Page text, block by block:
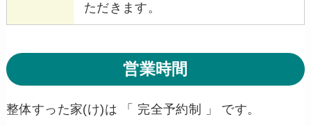
ただきます。
営業時間
整体すった家(け)は 「 完全予約制 」 です。